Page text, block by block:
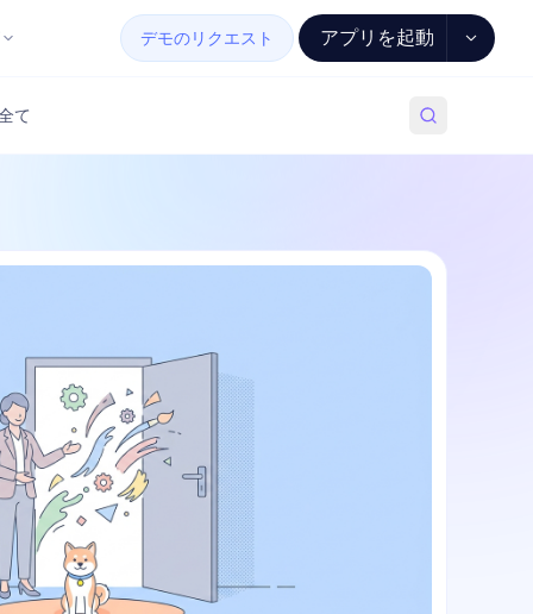
デモのリクエスト アプリを起動
て